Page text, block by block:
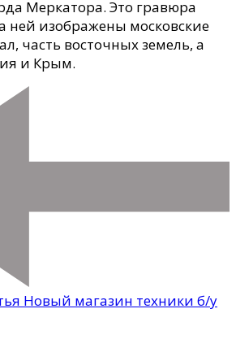
Меркатора. Это гравюра
ней изображены московские
часть восточных земель, а
и Крым.
Новый магазин техники б/у